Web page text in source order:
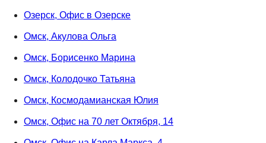
Озерск, Офис в Озерске
Омск, Акулова Ольга
Омск, Борисенко Марина
Омск, Колодочко Татьяна
Омск, Космодамианская Юлия
Омск, Офис на 70 лет Октября, 14